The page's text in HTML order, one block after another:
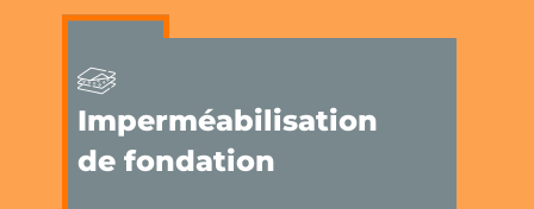
Imperméabilisation
de fondation